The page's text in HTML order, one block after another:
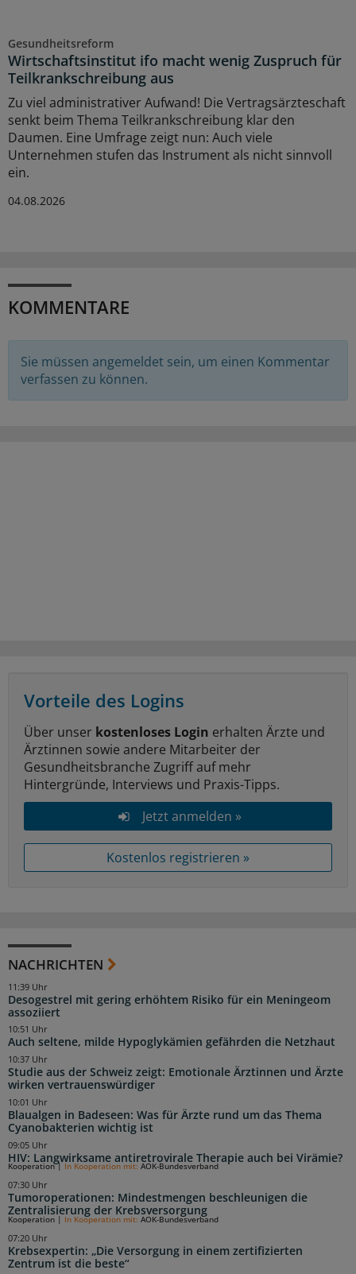
Gesundheitsreform
Wirtschaftsinstitut ifo macht wenig Zuspruch für
Teilkrankschreibung aus
Zu viel administrativer Aufwand! Die Vertragsärzteschaft
senkt beim Thema Teilkrankschreibung klar den
Daumen. Eine Umfrage zeigt nun: Auch viele
Unternehmen stufen das Instrument als nicht sinnvoll
ein.
04.08.2026
KOMMENTARE
Sie müssen angemeldet sein, um einen Kommentar
verfassen zu können.
Vorteile des Logins
Über unser kostenloses Login erhalten Ärzte und
Ärztinnen sowie andere Mitarbeiter der
Gesundheitsbranche Zugriff auf mehr
Hintergründe, Interviews und Praxis-Tipps.
Jetzt anmelden »
Kostenlos registrieren »
NACHRICHTEN
Desogestrel mit gering erhöhtem Risiko für ein Meningeom
assoziiert
11:39 Uhr
Auch seltene, milde Hypoglykämien gefährden die Netzhaut
10:51 Uhr
Studie aus der Schweiz zeigt: Emotionale Ärztinnen und Ärzte
wirken vertrauenswürdiger
10:37 Uhr
Blaualgen in Badeseen: Was für Ärzte rund um das Thema
Cyanobakterien wichtig ist
10:01 Uhr
HIV: Langwirksame antiretrovirale Therapie auch bei Virämie?
09:05 Uhr
Tumoroperationen: Mindestmengen beschleunigen die
Zentralisierung der Krebsversorgung
Kooperation| In Kooperation mit: AOK-Bundesverband
07:30 Uhr
Krebsexpertin: „Die Versorgung in einem zertifizierten
Zentrum ist die beste“
Kooperation In Kooperation mit: AOK-Bundesverband
07:20 Uhr